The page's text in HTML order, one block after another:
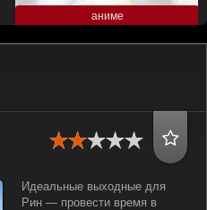
аниме
Идеальные выходные для
Рин — провести время в